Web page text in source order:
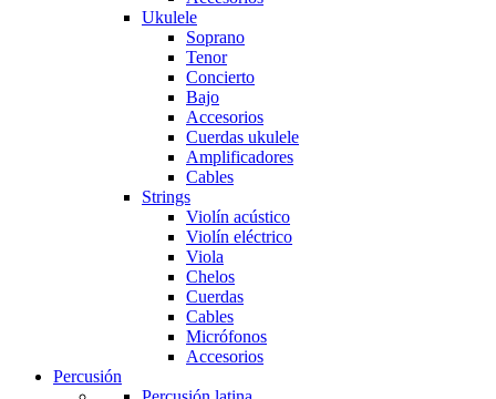
Ukulele
Soprano
Tenor
Concierto
Bajo
Accesorios
Cuerdas ukulele
Amplificadores
Cables
Strings
Violín acústico
Violín eléctrico
Viola
Chelos
Cuerdas
Cables
Micrófonos
Accesorios
Percusión